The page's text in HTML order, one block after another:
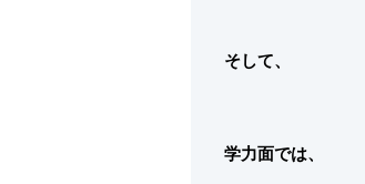
そして、
学力面では、